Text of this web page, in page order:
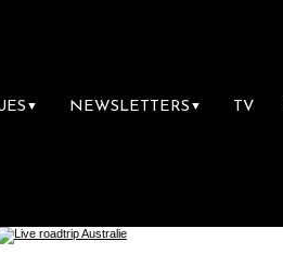
▼ NEWSLETTERS ▼ TV